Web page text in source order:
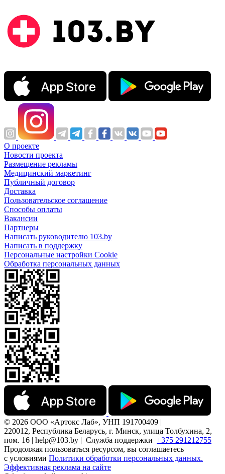
О проекте
Новости проекта
Размещение рекламы
Медицинский маркетинг
Публичный договор
Доставка
Пользовательское соглашение
Способы оплаты
Вакансии
Партнеры
Написать руководителю 103.by
Написать в поддержку
Персональные настройки Cookie
Обработка персональных данных
© 2026 ООО «Артокс Лаб», УНП 191700409 |
220012, Республика Беларусь, г. Минск, улица Толбухина, 2,
пом. 16 | help@103.by | Служба поддержки +375 291212755
Продолжая пользоваться ресурсом, вы соглашаетесь
с условиями Политики обработки персональных данных.
Эффективная реклама на сайте